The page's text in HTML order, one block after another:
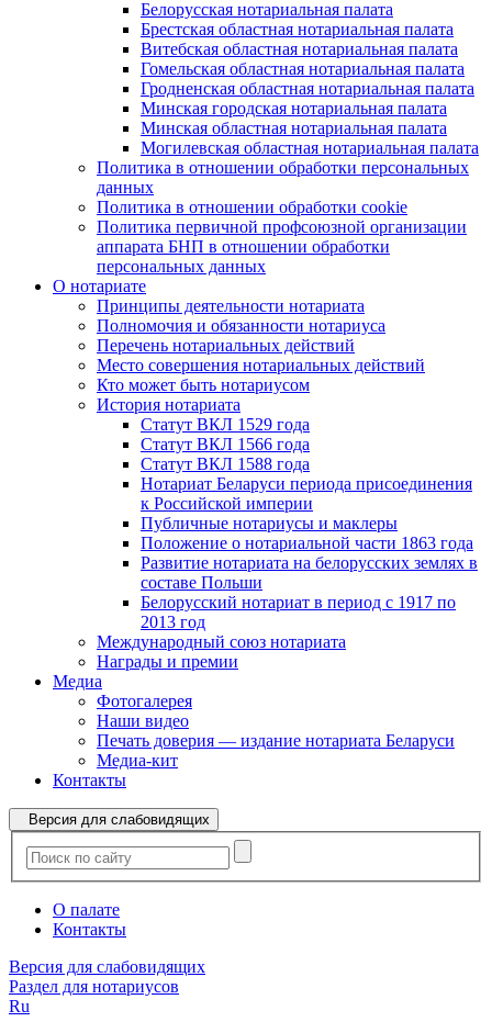
Белорусская нотариальная палата
Брестская областная нотариальная палата
Витебская областная нотариальная палата
Гомельская областная нотариальная палата
Гродненская областная нотариальная палата
Минская городская нотариальная палата
Минская областная нотариальная палата
Могилевская областная нотариальная палата
Политика в отношении обработки персональных
данных
Политика в отношении обработки cookie
Политика первичной профсоюзной организации
аппарата БНП в отношении обработки
персональных данных
О нотариате
Принципы деятельности нотариата
Полномочия и обязанности нотариуса
Перечень нотариальных действий
Место совершения нотариальных действий
Кто может быть нотариусом
История нотариата
Статут ВКЛ 1529 года
Статут ВКЛ 1566 года
Статут ВКЛ 1588 года
Нотариат Беларуси периода присоединения
к Российской империи
Публичные нотариусы и маклеры
Положение о нотариальной части 1863 года
Развитие нотариата на белорусских землях в
составе Польши
Белорусский нотариат в период с 1917 по
2013 год
Международный союз нотариата
Награды и премии
Медиа
Фотогалерея
Наши видео
Печать доверия — издание нотариата Беларуси
Медиа-кит
Контакты
Версия для слабовидящих
О палате
Контакты
Версия для слабовидящих
Раздел для нотариусов
Ru